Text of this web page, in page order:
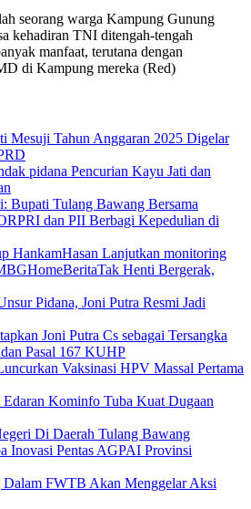
seorang warga Kampung Gunung
kehadiran TNI ditengah-tengah
manfaat, terutana dengan
di Kampung mereka (Red)
Mesuji Tahun Anggaran 2025 Digelar
pidana Pencurian Kayu Jati dan
Bupati Tulang Bawang Bersama
dan PII Berbagi Kepedulian di
HankamHasan Lanjutkan monitoring
Henti Bergerak,
Pidana, Joni Putra Resmi Jadi
Joni Putra Cs sebagai Tersangka
Pasal 167 KUHP
Vaksinasi HPV Massal Pertama
Kominfo Tuba Kuat Dugaan
Di Daerah Tulang Bawang
Inovasi Pentas AGPAI Provinsi
Dalam FWTB Akan Menggelar Aksi